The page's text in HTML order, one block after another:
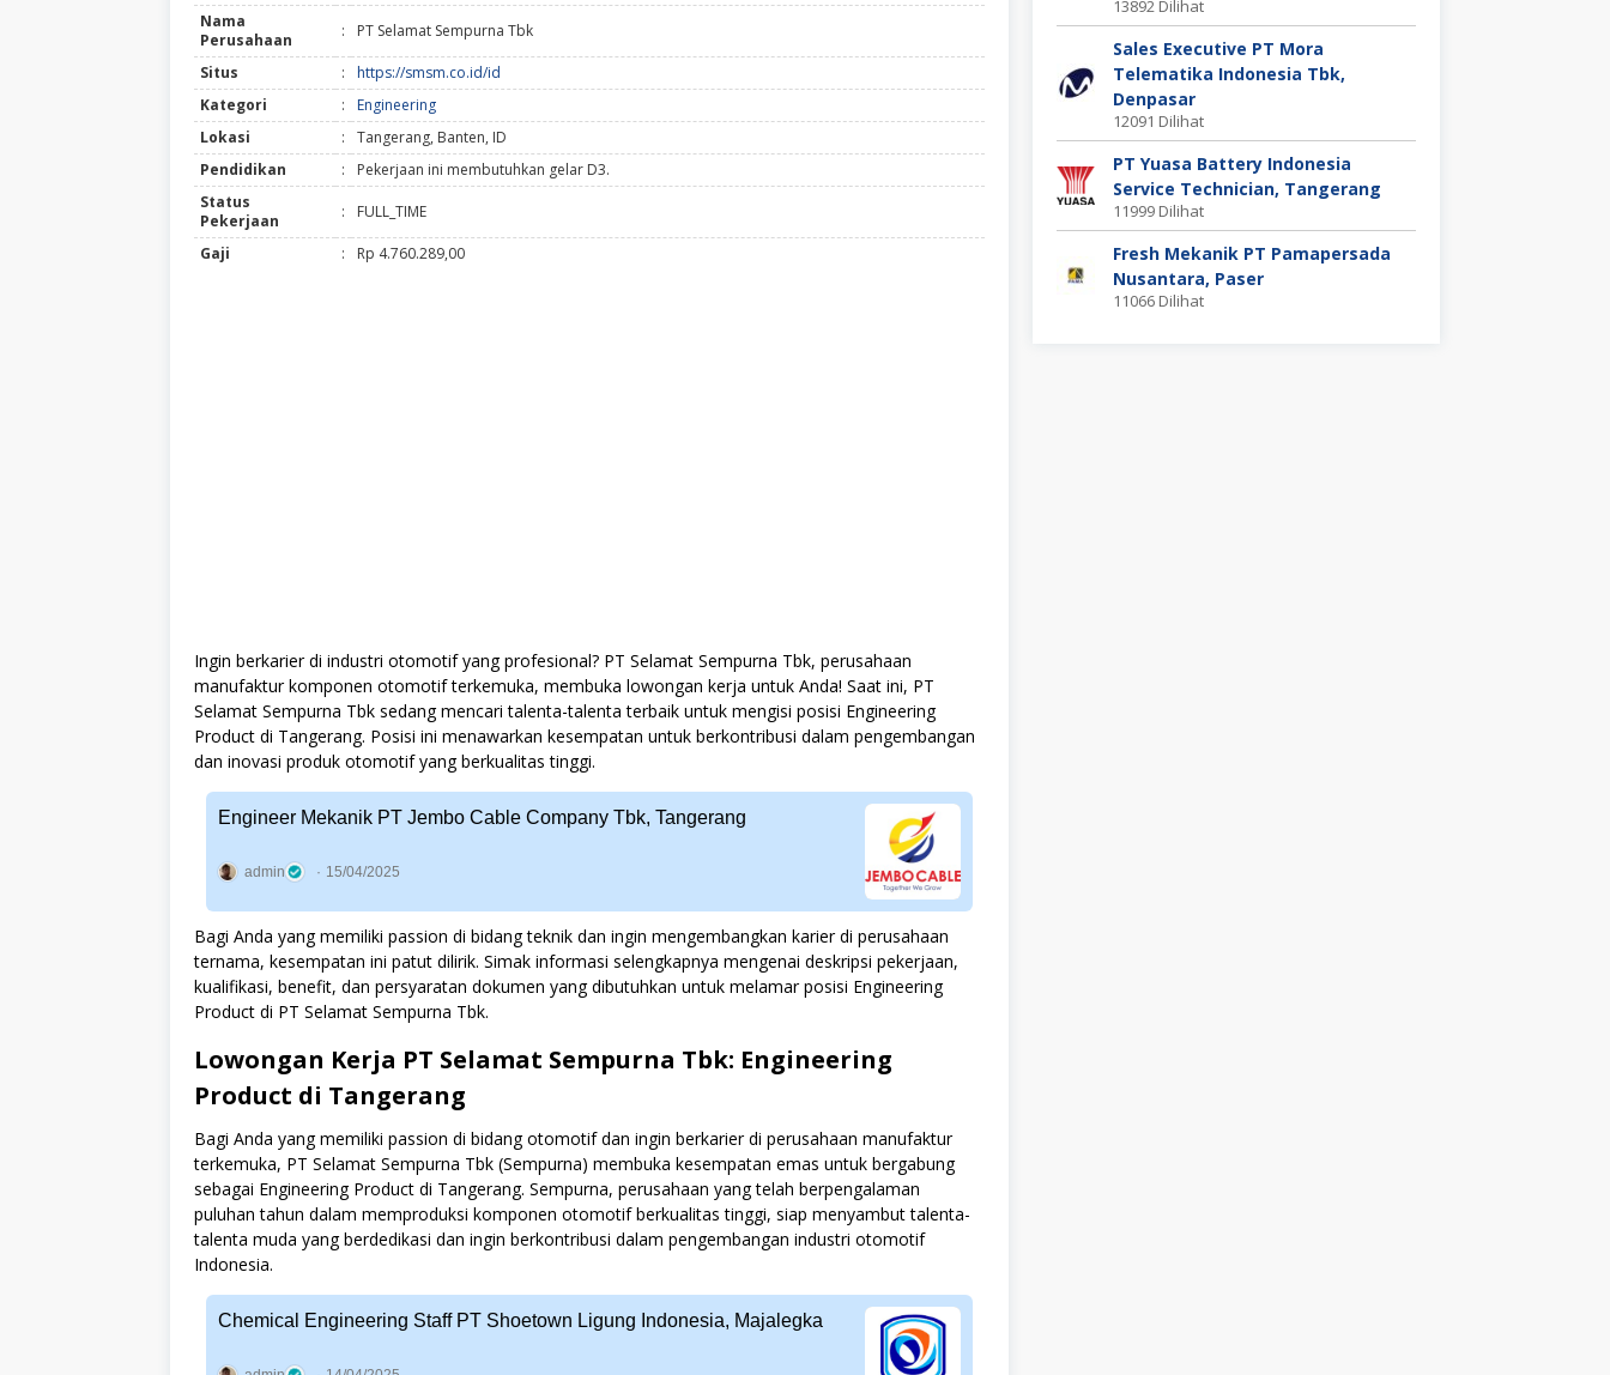
Nama
Perusahaan
: PT Selamat Sempurna Tbk
Situs :
https://smsm.co.id/id
Kategori
:
Engineering
Lokasi
:
Tangerang, Banten, ID
Pendidikan
:
Pekerjaan ini membutuhkan gelar D3.
Status
Pekerjaan
: FULL_TIME
Gaji : Rp 4.760.289,00
Ingin berkarier di industri otomotif yang profesional? PT Selamat Sempurna Tbk, perusahaan
manufaktur komponen otomotif terkemuka, membuka lowongan kerja untuk Anda! Saat ini, PT
Selamat Sempurna Tbk sedang mencari talenta-talenta terbaik untuk mengisi posisi Engineering
Product di Tangerang. Posisi ini menawarkan kesempatan untuk berkontribusi dalam pengembangan
dan inovasi produk otomotif yang berkualitas tinggi.
Engineer Mekanik PT Jembo Cable Company Tbk, Tangerang
admin 15/04/2025
Bagi Anda yang memiliki passion di bidang teknik dan ingin mengembangkan karier di perusahaan
ternama, kesempatan ini patut dilirik. Simak informasi selengkapnya mengenai deskripsi pekerjaan,
kualifikasi, benefit, dan persyaratan dokumen yang dibutuhkan untuk melamar posisi Engineering
Product di PT Selamat Sempurna Tbk.
Lowongan Kerja PT Selamat Sempurna Tbk: Engineering
Product di Tangerang
Bagi Anda yang memiliki passion di bidang otomotif dan ingin berkarier di perusahaan manufaktur
terkemuka, PT Selamat Sempurna Tbk (Sempurna) membuka kesempatan emas untuk bergabung
sebagai Engineering Product di Tangerang. Sempurna, perusahaan yang telah berpengalaman
puluhan tahun dalam memproduksi komponen otomotif berkualitas tinggi, siap menyambut talenta-
talenta muda yang berdedikasi dan ingin berkontribusi dalam pengembangan industri otomotif
Indonesia.
Chemical Engineering Staff PT Shoetown Ligung Indonesia, Majalegka
13892 Dilihat
Sales Executive PT Mora
Telematika Indonesia Tbk,
Denpasar
12091 Dilihat
PT Yuasa Battery Indonesia
Service Technician, Tangerang
11999 Dilihat
Fresh Mekanik PT Pamapersada
Nusantara, Paser
11066 Dilihat